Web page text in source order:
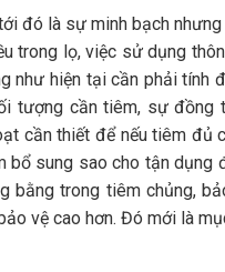
đó là sự minh bạch
trong lọ, việc sử dụng
như hiện tại cần phải tính
tượng cần tiêm, sự đồng
cần thiết để nếu tiêm đủ
bổ sung sao cho tận
bằng trong tiêm chủng,
vệ cao hơn. Đó mới là